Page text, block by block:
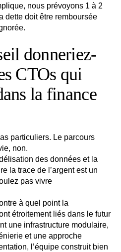
nous prévoyons 1 à 2
dette doit être remboursée
donneriez-
CTOs qui
la finance
particuliers. Le parcours
non.
des données et la
la trace de l’argent est un
pas vivre
à quel point la
étroitement liés dans le futur
une infrastructure modulaire,
et une approche
l’équipe construit bien